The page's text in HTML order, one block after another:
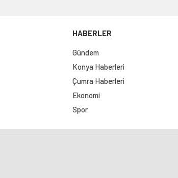
HABERLER
Gündem
Konya Haberleri
Çumra Haberleri
Ekonomi
Spor